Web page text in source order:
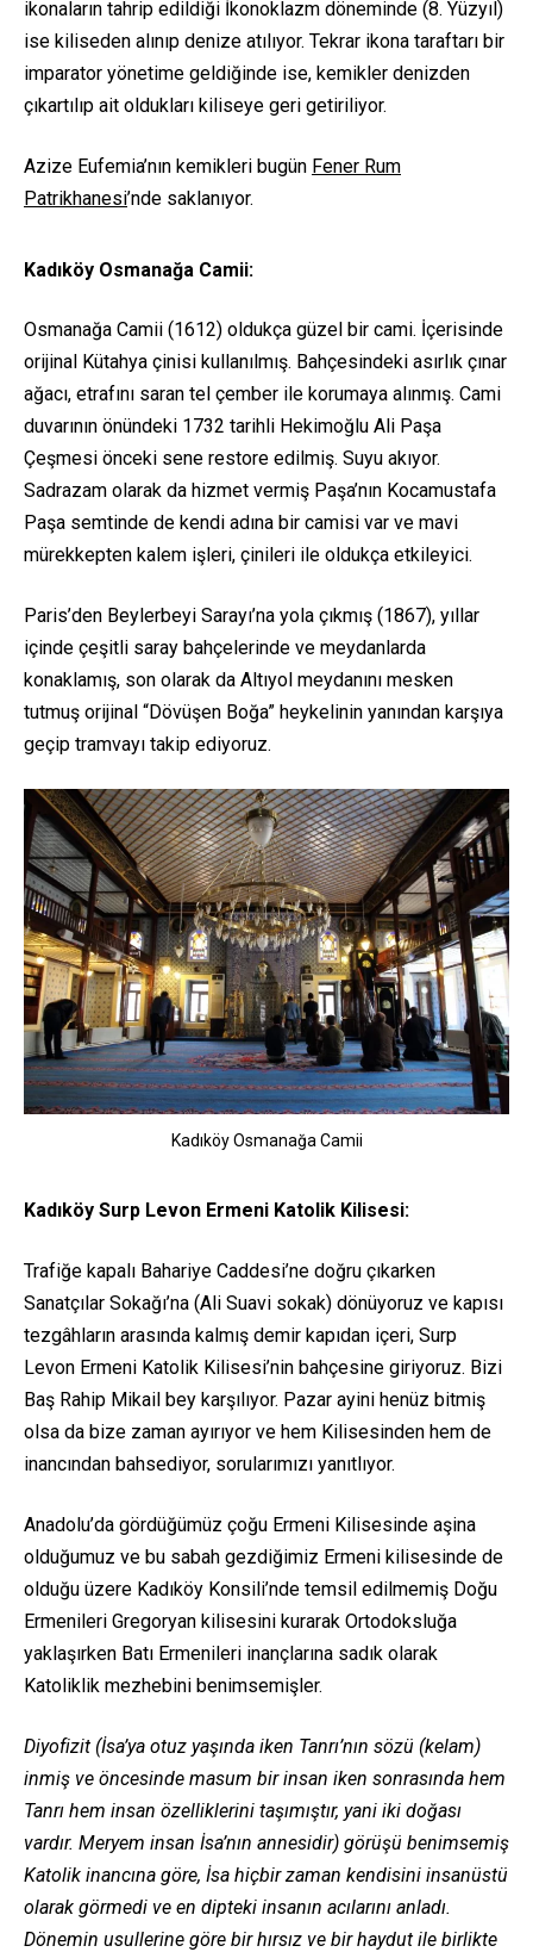
ikonaların tahrip edildiği İkonoklazm döneminde (8. Yüzyıl)
ise kiliseden alınıp denize atılıyor. Tekrar ikona taraftarı bir
imparator yönetime geldiğinde ise, kemikler denizden
çıkartılıp ait oldukları kiliseye geri getiriliyor.
Azize Eufemia’nın kemikleri bugün Fener Rum
Patrikhanesi’nde saklanıyor.
Kadıköy Osmanağa Camii:
Osmanağa Camii (1612) oldukça güzel bir cami. İçerisinde
orijinal Kütahya çinisi kullanılmış. Bahçesindeki asırlık çınar
ağacı, etrafını saran tel çember ile korumaya alınmış. Cami
duvarının önündeki 1732 tarihli Hekimoğlu Ali Paşa
Çeşmesi önceki sene restore edilmiş. Suyu akıyor.
Sadrazam olarak da hizmet vermiş Paşa’nın Kocamustafa
Paşa semtinde de kendi adına bir camisi var ve mavi
mürekkepten kalem işleri, çinileri ile oldukça etkileyici.
Paris’den Beylerbeyi Sarayı’na yola çıkmış (1867), yıllar
içinde çeşitli saray bahçelerinde ve meydanlarda
konaklamış, son olarak da Altıyol meydanını mesken
tutmuş orijinal “Dövüşen Boğa” heykelinin yanından karşıya
geçip tramvayı takip ediyoruz.
Kadıköy Osmanağa Camii
Kadıköy Surp Levon Ermeni Katolik Kilisesi:
Trafiğe kapalı Bahariye Caddesi’ne doğru çıkarken
Sanatçılar Sokağı’na (Ali Suavi sokak) dönüyoruz ve kapısı
tezgâhların arasında kalmış demir kapıdan içeri, Surp
Levon Ermeni Katolik Kilisesi’nin bahçesine giriyoruz. Bizi
Baş Rahip Mikail bey karşılıyor. Pazar ayini henüz bitmiş
olsa da bize zaman ayırıyor ve hem Kilisesinden hem de
inancından bahsediyor, sorularımızı yanıtlıyor.
Anadolu’da gördüğümüz çoğu Ermeni Kilisesinde aşina
olduğumuz ve bu sabah gezdiğimiz Ermeni kilisesinde de
olduğu üzere Kadıköy Konsili’nde temsil edilmemiş Doğu
Ermenileri Gregoryan kilisesini kurarak Ortodoksluğa
yaklaşırken Batı Ermenileri inançlarına sadık olarak
Katoliklik mezhebini benimsemişler.
Diyofizit (İsa’ya otuz yaşında iken Tanrı’nın sözü (kelam)
inmiş ve öncesinde masum bir insan iken sonrasında hem
Tanrı hem insan özelliklerini taşımıştır, yani iki doğası
vardır. Meryem insan İsa’nın annesidir) görüşü benimsemiş
Katolik inancına göre, İsa hiçbir zaman kendisini insanüstü
olarak görmedi ve en dipteki insanın acılarını anladı.
Dönemin usullerine göre bir hırsız ve bir haydut ile birlikte